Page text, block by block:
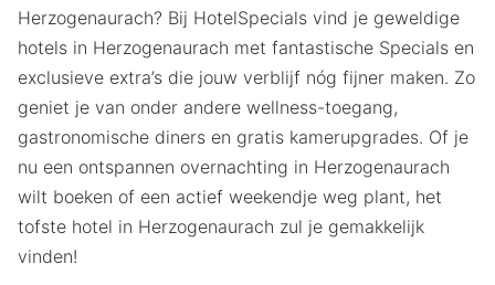
Herzogenaurach? Bij HotelSpecials vind je geweldige
hotels in Herzogenaurach met fantastische Specials en
exclusieve extra’s die jouw verblijf nóg fijner maken. Zo
geniet je van onder andere wellness-toegang,
gastronomische diners en gratis kamerupgrades. Of je
nu een ontspannen overnachting in Herzogenaurach
wilt boeken of een actief weekendje weg plant, het
tofste hotel in Herzogenaurach zul je gemakkelijk
vinden!